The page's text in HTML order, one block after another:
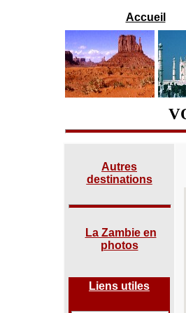
Accueil
Autres
destinations
La Zambie en
photos
Liens utiles